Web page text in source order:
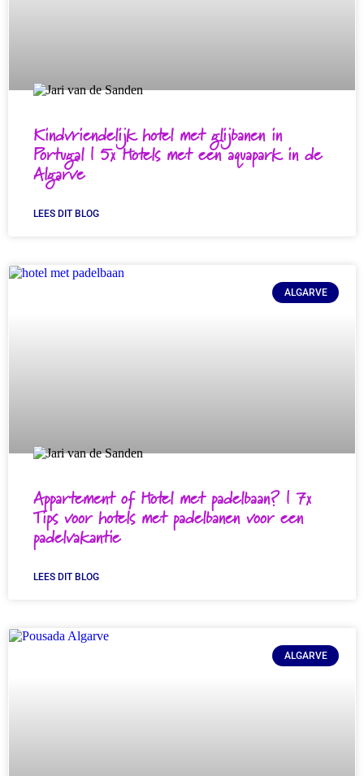
Kindvriendelijk hotel met glijbanen in
Portugal | 5x Hotels met een aquapark in de
Algarve
LEES DIT BLOG
ALGARVE
Appartement of Hotel met padelbaan? | 7x
Tips voor hotels met padelbanen voor een
padelvakantie
LEES DIT BLOG
ALGARVE